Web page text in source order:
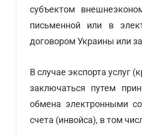
субъектом
письменной или в
договором Украины или
В случае экспорта услуг
заключаться путем
обмена электронными
счета (инвойса), в том